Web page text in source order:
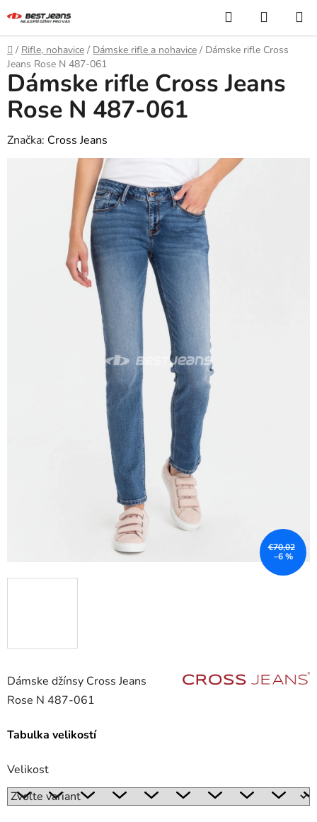
na
obsah
Hľadať
KOŠÍK
Domov
/ Rifle, nohavice / Dámske rifle a nohavice / Dámske rifle Cross
Jeans Rose N 487-061
Dámske džínsy Cross Jeans
Rose N 487-061
Tabulka velikostí
Velikost
Dámske rifle Cross Jeans
Rose N 487-061
Značka: Cross Jeans
€70,02
–6 %